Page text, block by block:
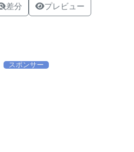
差分 プレビュー
スポンサー